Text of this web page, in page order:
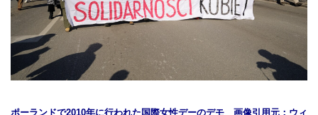
ポーランドで2010年に行われた国際女性デーのデモ 画像引用元：ウィ